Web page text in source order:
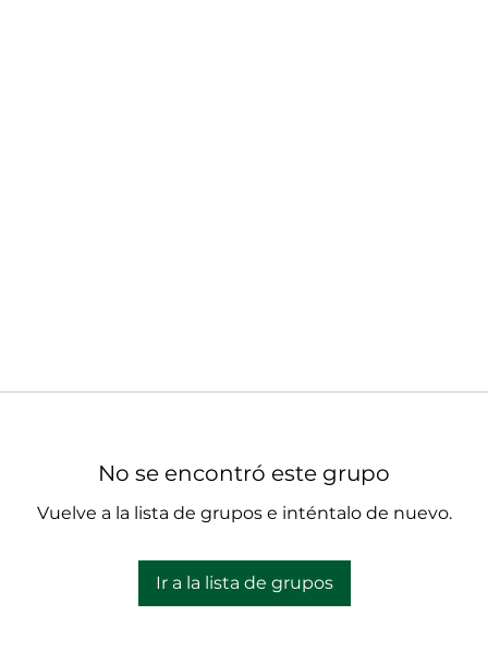
No se encontró este grupo
Vuelve a la lista de grupos e inténtalo de nuevo.
Ir a la lista de grupos